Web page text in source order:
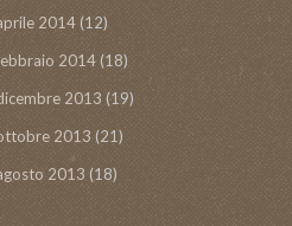
2014 (12)
2014 (18)
2013 (19)
2013 (21)
2013 (18)